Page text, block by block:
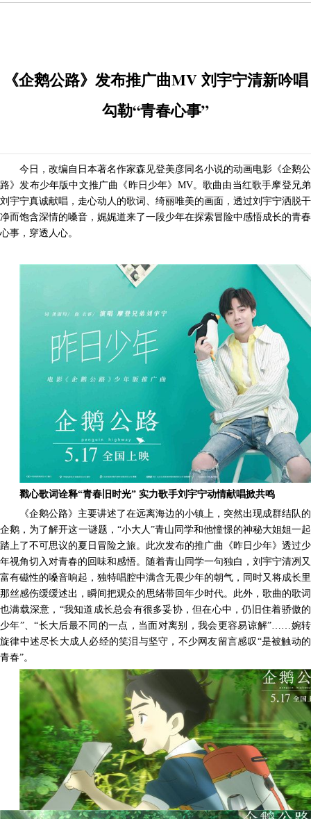
《企鹅公路》发布推广曲MV 刘宇宁清新吟唱
勾勒“青春心事”
今日，改编自日本著名作家森见登美彦同名小说的动画电影《企鹅公
路》发布少年版中文推广曲《昨日少年》 MV。歌曲由当红歌手摩登兄弟
刘宇宁真诚献唱，走心动人的歌词、绮丽唯美的画面，透过刘宇宁洒脱干
净而饱含深情的嗓音，娓娓道来了一段少年在探索冒险中感悟成长的青春
心事，穿透人心。
戳心歌词诠释“青春旧时光” 实力歌手刘宇宁动情献唱掀共鸣
《企鹅公路》主要讲述了在远离海边的小镇上，突然出现成群结队的
企鹅，为了解开这一谜题， “小大人”青山同学和他憧憬的神秘大姐姐一起
踏上了不可思议的夏日冒险之旅。此次发布的推广曲《昨日少年》透过少
年视角切入对青春的回味和感悟。随着青山同学一句独白，刘宇宁清冽又
富有磁性的嗓音响起，独特唱腔中满含无畏少年的朝气，同时又将成长里
那丝感伤缓缓述出，瞬间把观众的思绪带回年少时代。此外，歌曲的歌词
也满载深意，“我知道 成长总会有很多妥协，但在心中，仍旧住着骄傲的
少年”、“长大后最不同的一点，当面对离别，我会更容易谅解”……婉转
旋律中述尽长大成人必经的笑泪与坚守，不少网友留言感叹“是被触动的
青春”。